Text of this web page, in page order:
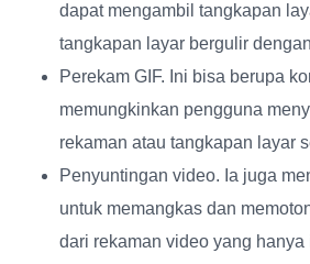
dapat mengambil tangkapan
tangkapan layar bergulir
Perekam GIF. Ini bisa berupa
memungkinkan pengguna
rekaman atau tangkapan layar
Penyuntingan video. Ia juga
untuk memangkas dan
dari rekaman video yang hanya